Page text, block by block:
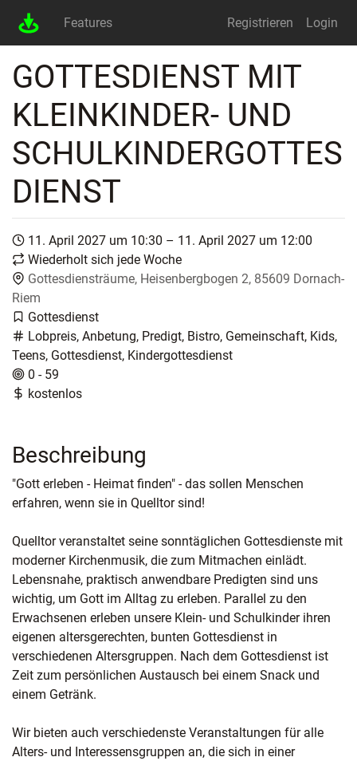
Features Registrieren Login
GOTTESDIENST MIT
KLEINKINDER- UND
SCHULKINDERGOTTES
DIENST
11. April 2027 um 10:30 – 11. April 2027 um 12:00
Wiederholt sich jede Woche
Gottesdiensträume, Heisenbergbogen 2, 85609 Dornach-
Riem
Gottesdienst
Lobpreis, Anbetung, Predigt, Bistro, Gemeinschaft, Kids,
Teens, Gottesdienst, Kindergottesdienst
0 - 59
kostenlos
Beschreibung
"Gott erleben - Heimat finden" - das sollen Menschen
erfahren, wenn sie in Quelltor sind!
Quelltor veranstaltet seine sonntäglichen Gottesdienste mit
moderner Kirchenmusik, die zum Mitmachen einlädt.
Lebensnahe, praktisch anwendbare Predigten sind uns
wichtig, um Gott im Alltag zu erleben. Parallel zu den
Erwachsenen erleben unsere Klein- und Schulkinder ihren
eigenen altersgerechten, bunten Gottesdienst in
verschiedenen Altersgruppen. Nach dem Gottesdienst ist
Zeit zum persönlichen Austausch bei einem Snack und
einem Getränk.
Wir bieten auch verschiedenste Veranstaltungen für alle
Alters- und Interessensgruppen an, die sich in einer